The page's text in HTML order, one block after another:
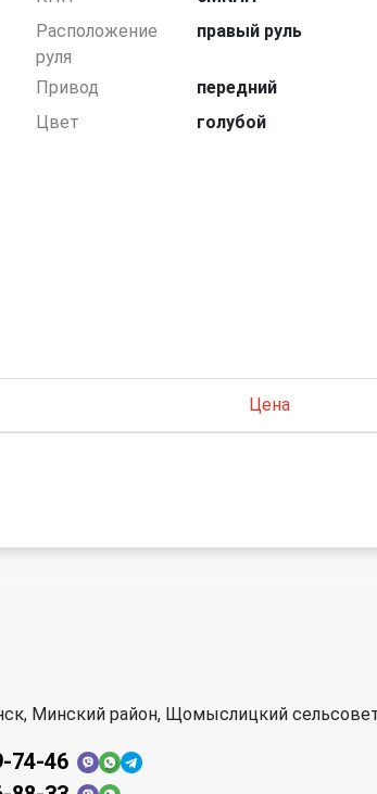
Расположение
руля
правый руль
Привод
передний
Цвет
голубой
Цена
Минский район, Щомыслицкий
74-46